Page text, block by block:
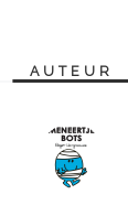
AUTEUR